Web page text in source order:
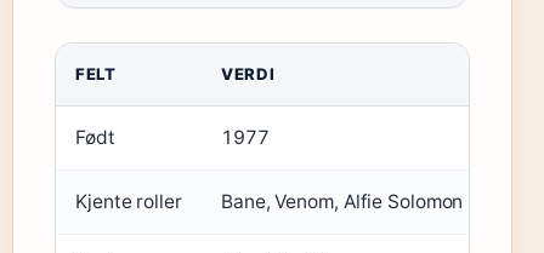
FELT VERDI
Født 1977
Kjente roller Bane, Venom, Alfie Solomon